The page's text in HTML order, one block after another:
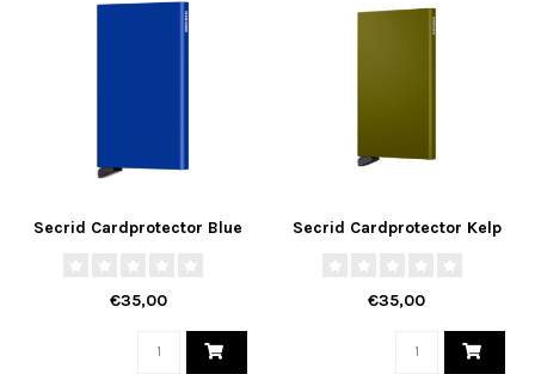
Secrid Cardprotector Blue
€35,00
Secrid Cardprotector Kelp
€35,00